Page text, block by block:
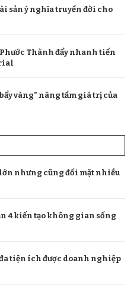
sản ý nghĩa truyền đời cho
Thành đẩy nhanh tiến
vàng” nâng tầm giá trị của
nhưng cũng đối mặt nhiều
4 kiến tạo không gian sống
tiện ích được doanh nghiệp